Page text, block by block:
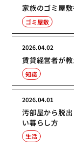
家族のゴミ屋
ゴミ屋敷
賃貸経営者が
2026.04.02
知識
汚部屋から脱
い暮らし方
2026.04.01
生活